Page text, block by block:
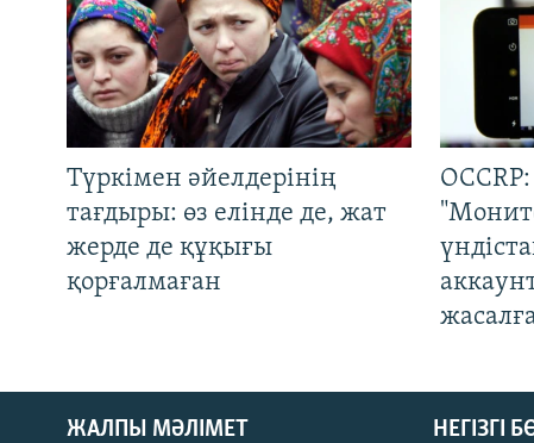
Түркімен әйелдерінің
тағдыры: өз елінде де, жат
жерде де құқығы
қорғалмаған
ЖАЛПЫ МӘЛІМЕТ НЕГІЗГІ